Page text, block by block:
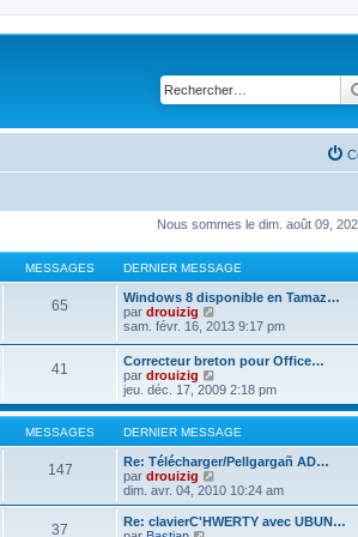
Nous sommes le dim. août 09,
MESSAGES DERNIER MESSAGE
65
Windows 8 disponible en Tamaz…
par drouizig
o
u
l
t
e
r
l
d
e
r
n
i
sam. févr. 16, 2013 9:17 pm
41
Correcteur breton pour Office…
par drouizig
o
n
s
u
l
t
r
l
e
jeu. déc. 17, 2009 2:18 pm
MESSAGES DERNIER MESSAGE
147
Re: Télécharger/Pellgargañ AD…
par drouizig
o
n
s
dim. avr. 04, 2010 10:24 am
37
Re: clavierC'HWERTY avec UBUN…